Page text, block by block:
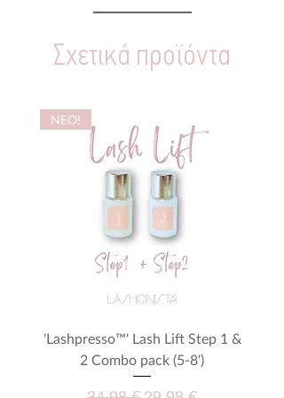
Σχετικά προϊόντα
NEO!
'Lashpresso™' Lash Lift Step 1 &
2 Combo pack (5-8')